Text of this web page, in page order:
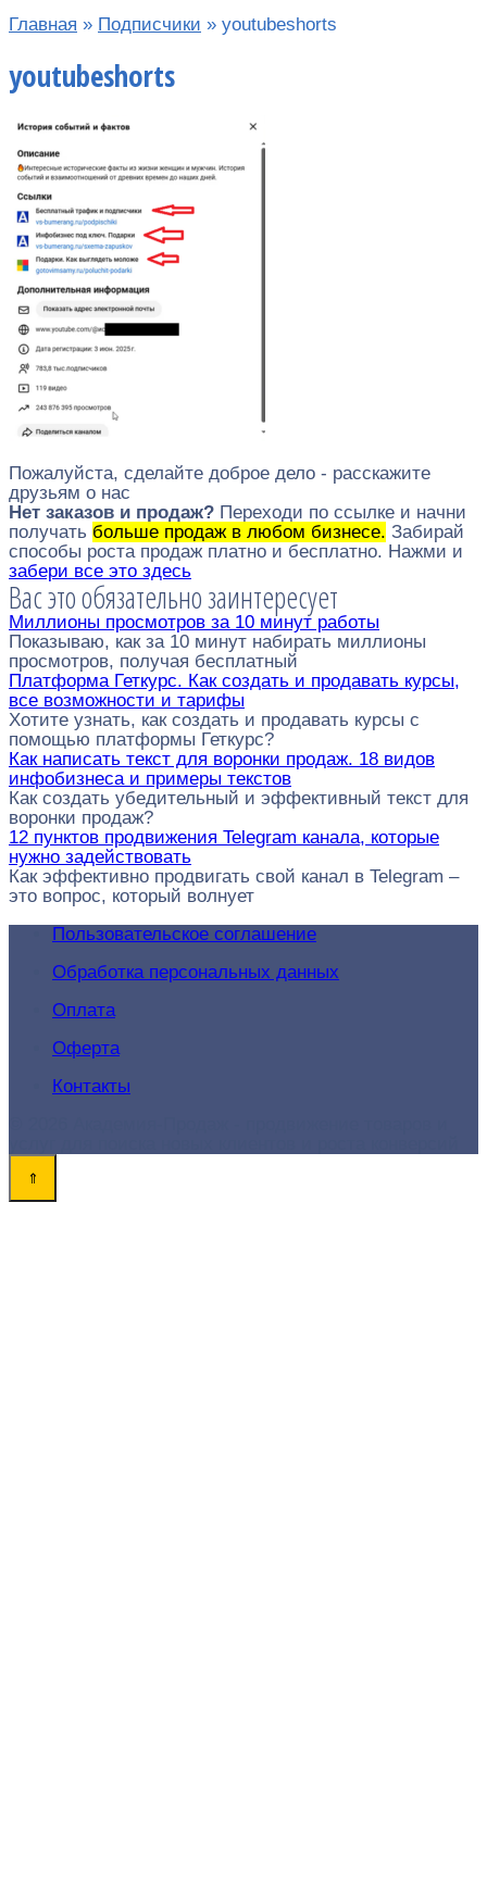
Главная » Подписчики » youtubeshorts
youtubeshorts
Пожалуйста, сделайте доброе дело - расскажите
друзьям о нас
Нет заказов и продаж? Переходи по ссылке и начни
получать больше продаж в любом бизнесе. Забирай
способы роста продаж платно и бесплатно. Нажми и
забери все это здесь
Вас это обязательно заинтересует
Миллионы просмотров за 10 минут работы
Показываю, как за 10 минут набирать миллионы
просмотров, получая бесплатный
Платформа Геткурс. Как создать и продавать курсы,
все возможности и тарифы
Хотите узнать, как создать и продавать курсы с
помощью платформы Геткурс?
Как написать текст для воронки продаж. 18 видов
инфобизнеса и примеры текстов
Как создать убедительный и эффективный текст для
воронки продаж?
12 пунктов продвижения Telegram канала, которые
нужно задействовать
Как эффективно продвигать свой канал в Telegram –
это вопрос, который волнует
Пользовательское соглашение
Обработка персональных данных
Оплата
Оферта
Контакты